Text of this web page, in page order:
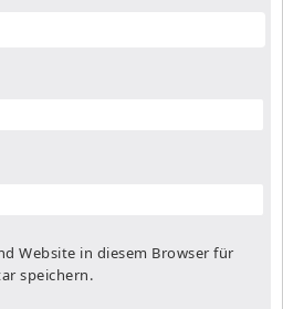
Website in diesem Browser für
speichern.